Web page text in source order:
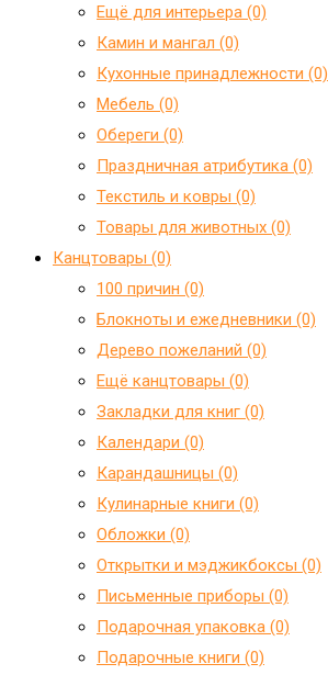
Ещё для интерьера (0)
Камин и мангал (0)
Кухонные принадлежности (0)
Мебель (0)
Обереги (0)
Праздничная атрибутика (0)
Текстиль и ковры (0)
Товары для животных (0)
Канцтовары (0)
100 причин (0)
Блокноты и ежедневники (0)
Дерево пожеланий (0)
Ещё канцтовары (0)
Закладки для книг (0)
Календари (0)
Карандашницы (0)
Кулинарные книги (0)
Обложки (0)
Открытки и мэджикбоксы (0)
Письменные приборы (0)
Подарочная упаковка (0)
Подарочные книги (0)